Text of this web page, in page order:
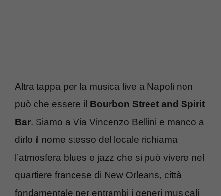
Altra tappa per la musica live a Napoli non
può che essere il Bourbon Street and Spirit
Bar. Siamo a Via Vincenzo Bellini e manco a
dirlo il nome stesso del locale richiama
l’atmosfera blues e jazz che si può vivere nel
quartiere francese di New Orleans, città
fondamentale per entrambi i generi musicali